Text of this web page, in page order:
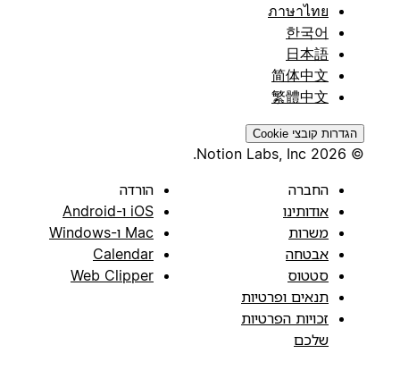
ภาษาไทย
한국어
日本語
简体中文
繁體中文
הגדרות קובצי Cookie
החברה
אודותינו
משרות
אבטחה
סטטוס
תנאים ופרטיות
זכויות הפרטיות
שלכם
הורדה
iOS ו-Android
Mac ו-Windows
Calendar
Web Clipper